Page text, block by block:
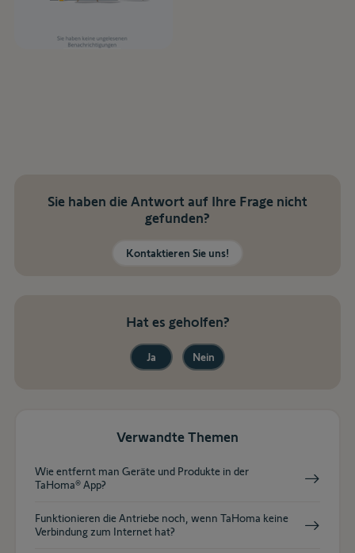
Sie haben die Antwort auf Ihre Frage nicht
gefunden?
Kontaktieren Sie uns!
Hat es geholfen?
Ja Nein
Verwandte Themen
Wie entfernt man Geräte und Produkte in der
TaHoma® App?
Funktionieren die Antriebe noch, wenn TaHoma keine
Verbindung zum Internet hat?